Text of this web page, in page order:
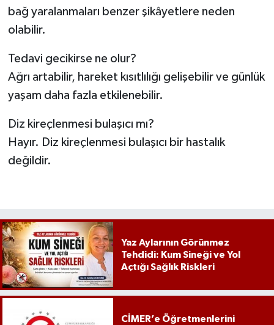
bağ yaralanmaları benzer şikâyetlere neden
olabilir.
Tedavi gecikirse ne olur?
Ağrı artabilir, hareket kısıtlılığı gelişebilir ve günlük
yaşam daha fazla etkilenebilir.
Diz kireçlenmesi bulaşıcı mı?
Hayır. Diz kireçlenmesi bulaşıcı bir hastalık
değildir.
Yaz Aylarının Görünmez
Tehdidi: Kum Sineği ve Yol
Açtığı Sağlık Riskleri
CİMER’e Öğretmenlerini